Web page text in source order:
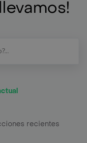
recientes